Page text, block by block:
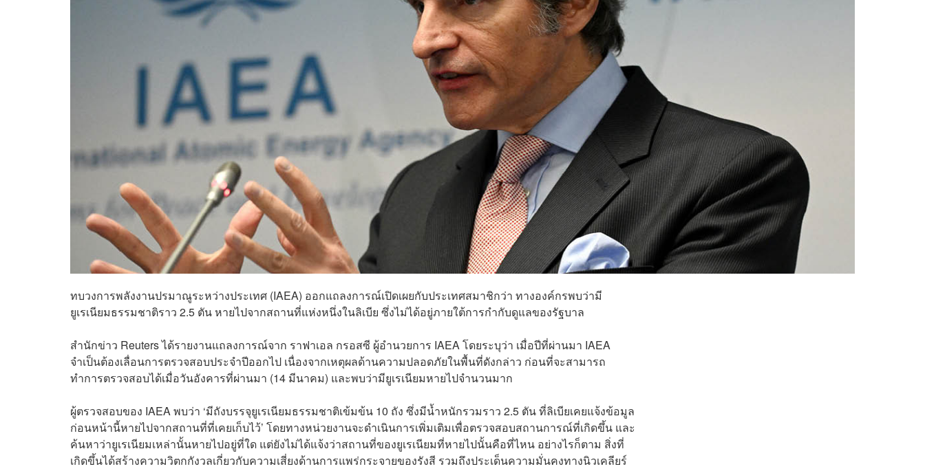
ทบวงการพลังงานปรมาณูระหว่างประเทศ (IAEA) ออกแถลงการณ์เปิดเผยกับประเทศสมาชิกว่า ทางองค์กรพบว่ามี
ยูเรเนียมธรรมชาติราว 2.5 ตัน หายไปจากสถานที่แห่งหนึ่งในลิเบีย ซึ่งไม่ได้อยู่ภายใต้การกำกับดูแลของรัฐบาล
สำนักข่าว Reuters ได้รายงานแถลงการณ์จาก ราฟาเอล กรอสซี ผู้อำนวยการ IAEA โดยระบุว่า เมื่อปีที่ผ่านมา IAEA
จำเป็นต้องเลื่อนการตรวจสอบประจำปีออกไป เนื่องจากเหตุผลด้านความปลอดภัยในพื้นที่ดังกล่าว ก่อนที่จะสามารถ
ทำการตรวจสอบได้เมื่อวันอังคารที่ผ่านมา (14 มีนาคม) และพบว่ามียูเรเนียมหายไปจำนวนมาก
ผู้ตรวจสอบของ IAEA พบว่า ‘มีถังบรรจุยูเรเนียมธรรมชาติเข้มข้น 10 ถัง ซึ่งมีน้ำหนักรวมราว 2.5 ตัน ที่ลิเบียเคยแจ้งข้อมูล
ก่อนหน้านี้หายไปจากสถานที่ที่เคยเก็บไว้’ โดยทางหน่วยงานจะดำเนินการเพิ่มเติมเพื่อตรวจสอบสถานการณ์ที่เกิดขึ้น และ
ค้นหาว่ายูเรเนียมเหล่านั้นหายไปอยู่ที่ใด แต่ยังไม่ได้แจ้งว่าสถานที่ของยูเรเนียมที่หายไปนั้นคือที่ไหน อย่างไรก็ตาม สิ่งที่
เกิดขึ้นได้สร้างความวิตกกังวลเกี่ยวกับความเสี่ยงด้านการแพร่กระจายของรังสี รวมถึงประเด็นความมั่นคงทางนิวเคลียร์